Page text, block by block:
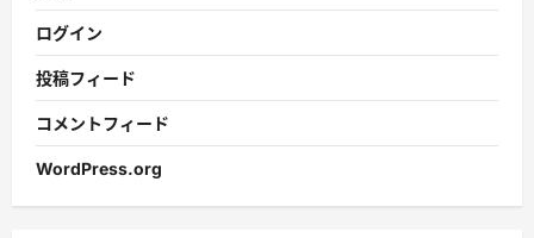
ログイン
投稿フィード
コメントフィード
WordPress.org